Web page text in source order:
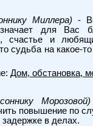
Миллера) -
для Вас
счастье и
судьба на какое-
Дом, обстановка,
Морозовой)
повышение по
в делах.